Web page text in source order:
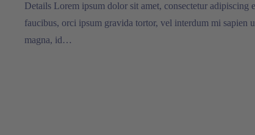
Details Lorem ipsum dolor sit amet, consectetur adipiscing
faucibus, orci ipsum gravida tortor, vel interdum mi sapien
magna, id…